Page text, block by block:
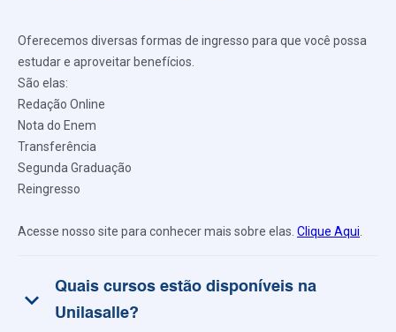
Oferecemos diversas formas de ingresso para que você possa
estudar e aproveitar benefícios.
São elas:
Redação Online
Nota do Enem
Transferência
Segunda Graduação
Reingresso
Acesse nosso site para conhecer mais sobre elas. Clique Aqui.
keyboard_arrow_down
Quais cursos estão disponíveis na
Unilasalle?